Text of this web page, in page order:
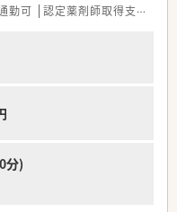
心できる環境がございま
康を支え続け、今年で創業
薬局でございます。
トンタッチされ、新体制のも
めております。
舗現場に出ており、スタッフ
勤可 認定薬剤師取得支援あり
分)